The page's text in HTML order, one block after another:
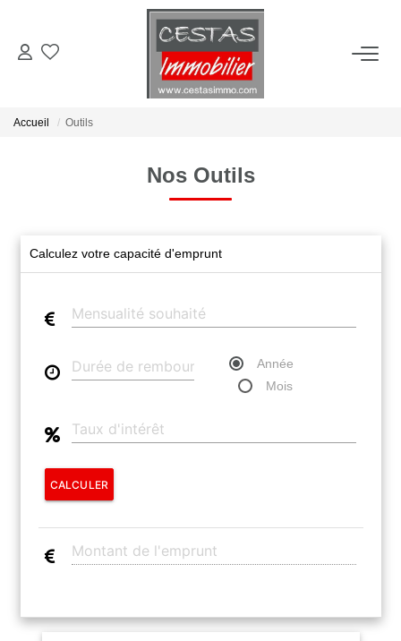
ACHETER
ESTIMER
VIE LOCALE
NOTRE AGENCE
CONTACT
Accueil Outils
Nos Outils
Calculez votre capacité d'emprunt
Année
Mois
CALCULER